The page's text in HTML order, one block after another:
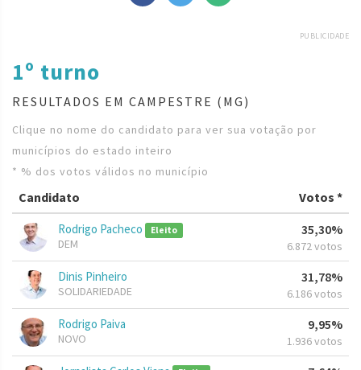
PUBLICIDADE
1º turno
RESULTADOS EM CAMPESTRE (MG)
Clique no nome do candidato para ver sua votação por
municípios do estado inteiro
* % dos votos válidos no município
Candidato Votos *
Rodrigo Pacheco Eleito
DEM
35,30%
6.872 votos
Dinis Pinheiro
SOLIDARIEDADE
31,78%
6.186 votos
Rodrigo Paiva
NOVO
9,95%
1.936 votos